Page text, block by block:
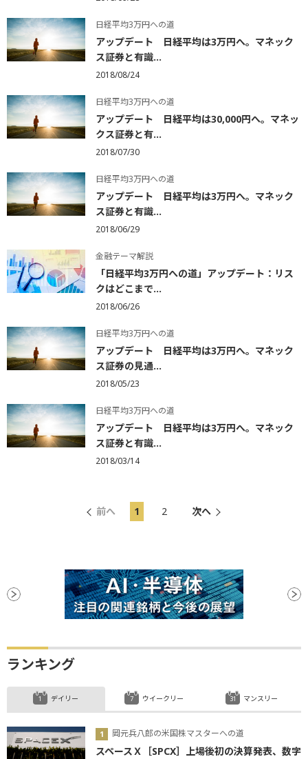
日経平均3万円への道
アップデート 日経平均は3万円へ。マネック
ス証券と有識...
2018/08/24
日経平均3万円への道
アップデート 日経平均は30,000円へ。マネッ
クス証券と有...
2018/07/30
日経平均3万円への道
アップデート 日経平均は3万円へ。マネック
ス証券と有識...
2018/06/29
金融テーマ解説
「日経平均3万円への道」アップデート：リス
クはどこまで...
2018/06/26
日経平均3万円への道
アップデート 日経平均は3万円へ。マネック
ス証券の見通...
2018/05/23
日経平均3万円への道
アップデート 日経平均は3万円へ。マネック
ス証券と有識...
2018/03/14
前へ 1 2 次へ
ランキング
デイリー
岡元兵八郎の米国株マスターへの道
スペースＸ［SPCX］上場後初の決算発表、数字
ウイークリー マンスリー